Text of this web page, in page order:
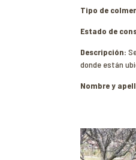
Tipo de
Estado de
Descripción:
donde están
Nombre y